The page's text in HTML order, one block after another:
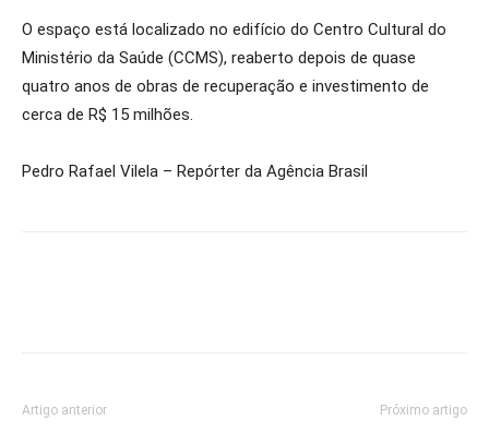
O espaço está localizado no edifício do Centro Cultural do
Ministério da Saúde (CCMS), reaberto depois de quase
quatro anos de obras de recuperação e investimento de
cerca de R$ 15 milhões.
Pedro Rafael Vilela – Repórter da Agência Brasil
Artigo anterior Próximo artigo